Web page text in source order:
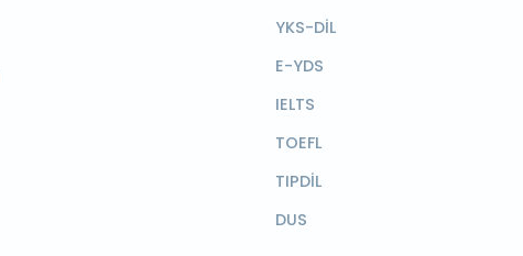
YKS-DİL
E-YDS
IELTS
TOEFL
TIPDİL
DUS